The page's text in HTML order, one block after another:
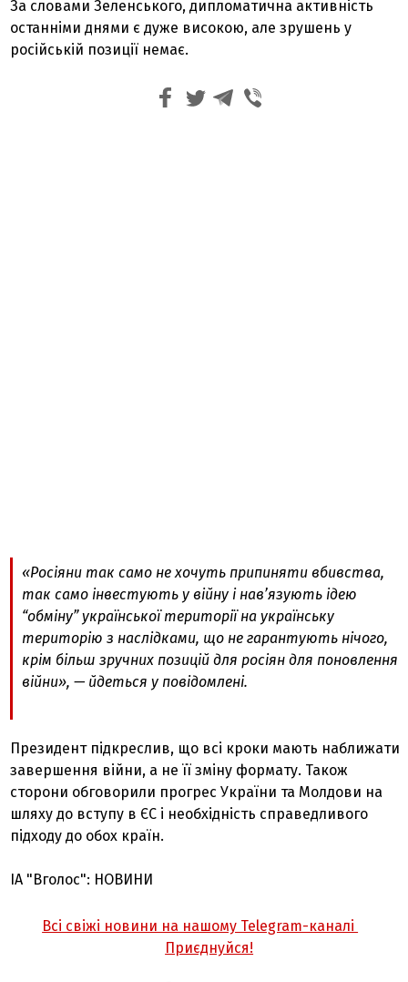
За словами Зеленського, дипломатична активність
останніми днями є дуже високою, але зрушень у
російській позиції немає.
«Росіяни так само не хочуть припиняти вбивства,
так само інвестують у війну і нав’язують ідею
“обміну” української території на українську
територію з наслідками, що не гарантують нічого,
крім більш зручних позицій для росіян для поновлення
війни», — йдеться у повідомлені.
Президент підкреслив, що всі кроки мають наближати
завершення війни, а не її зміну формату. Також
сторони обговорили прогрес України та Молдови на
шляху до вступу в ЄС і необхідність справедливого
підходу до обох країн.
ІА "Вголос": НОВИНИ
Всі свіжі новини на нашому Telegram-каналі
Приєднуйся!